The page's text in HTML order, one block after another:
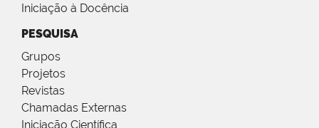
Iniciação à Docência
PESQUISA
Grupos
Projetos
Revistas
Chamadas Externas
Iniciação Científica